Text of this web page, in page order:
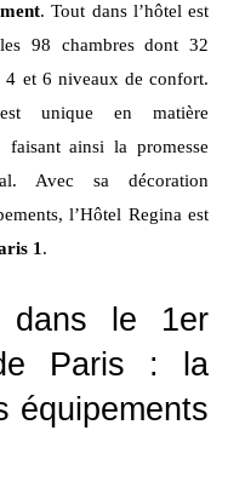
. Tout dans l’hôtel est
98 chambres dont 32
4 et 6 niveaux de confort.
unique en matière
faisant ainsi la promesse
Avec sa décoration
l’Hôtel Regina est
1 .
dans le 1er
Paris : la
équipements